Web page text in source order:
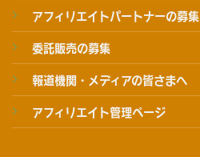
アフィリエイトパートナーの募集
委託販売の募集
報道機関・メディアの皆さまへ
アフィリエイト管理ページ